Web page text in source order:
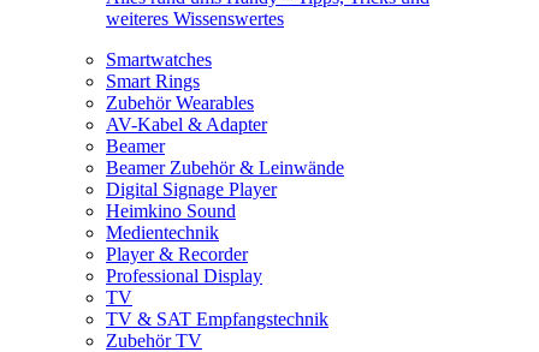
weiteres Wissenswertes
Smartwatches
Smart Rings
Zubehör Wearables
AV-Kabel & Adapter
Beamer
Beamer Zubehör & Leinwände
Digital Signage Player
Heimkino Sound
Medientechnik
Player & Recorder
Professional Display
TV
TV & SAT Empfangstechnik
Zubehör TV